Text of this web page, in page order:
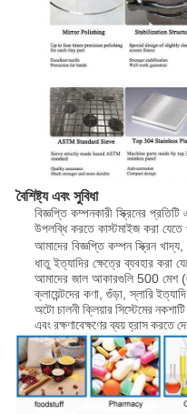
বৈশিষ্ট্য এবং সুবিধা
বিজ্ঞপ্তি কম্পনকারী স্ক্রিনের
উপলব্ধি করতে কাস্টমাইজ করা যেতে
আমাদের বিজ্ঞপ্তি কম্পন স্ক্রিন খাদ্য,
ধাতু ইত্যাদির ক্ষেত্রে ব্যবহার করা
আমাদের জাল আকারগুলি 500 মেশ
ক্লায়েন্টদের কণা, গুঁড়া,স্লারি
অটো চালনী ক্লিয়ার সিস্টেমের
এবং রক্ষণাবেক্ষণের ব্যয় হ্রাস করতে